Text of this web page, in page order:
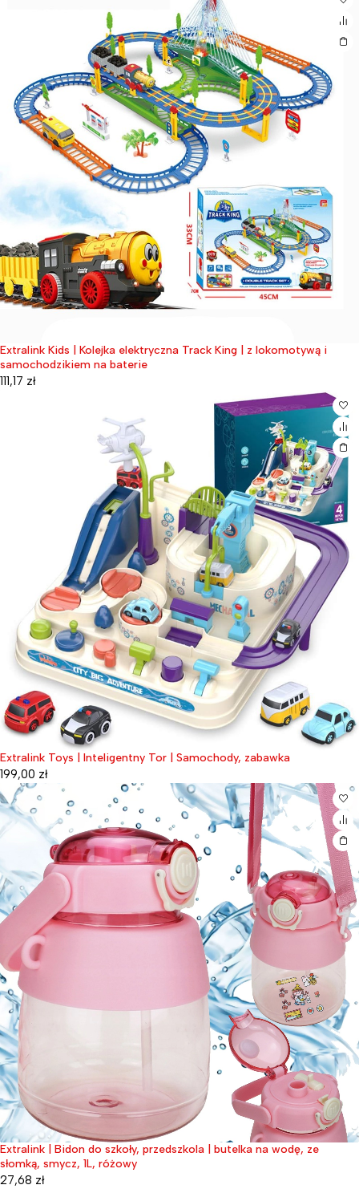
Extralink Kids | Kolejka elektryczna Track King | z lokomotywą i
samochodzikiem na baterie
111,17 zł
Extralink Toys | Inteligentny Tor | Samochody, zabawka
199,00 zł
Extralink | Bidon do szkoły, przedszkola | butelka na wodę, ze
słomką, smycz, 1L, różowy
27,68 zł